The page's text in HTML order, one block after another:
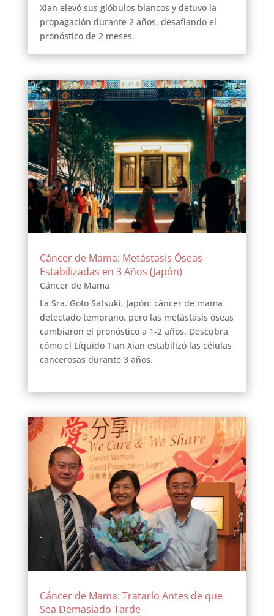
Xian elevó sus glóbulos blancos y detuvo la
propagación durante 2 años, desafiando el
pronóstico de 2 meses.
Cáncer de Mama: Metástasis Óseas
Estabilizadas en 3 Años (Japón)
Cáncer de Mama
La Sra. Goto Satsuki, Japón: cáncer de mama
detectado temprano, pero las metástasis óseas
cambiaron el pronóstico a 1-2 años. Descubra
cómo el Líquido Tian Xian estabilizó las células
cancerosas durante 3 años.
Cáncer de Mama: Tratarlo Antes de que
Sea Demasiado Tarde